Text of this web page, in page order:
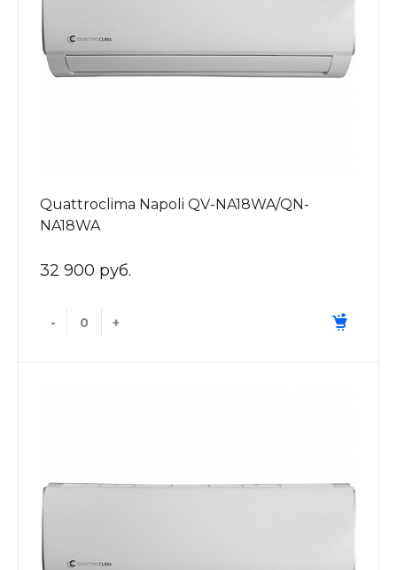
Quattroclima Napoli QV-NA18WA/QN-
NA18WA
32 900 руб.
- +